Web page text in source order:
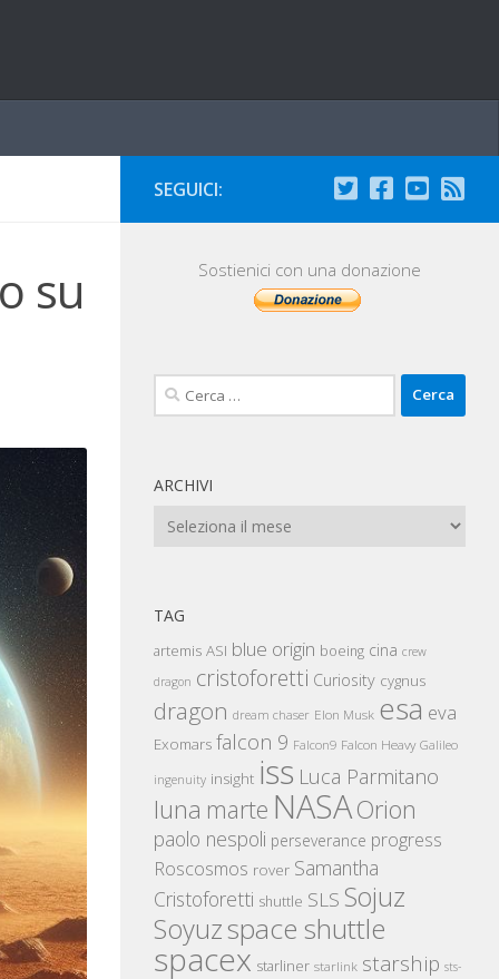
su
SEGUICI:
Sostienici con una donazione
Ricerca
per:
ARCHIVI
Archivi
TAG
artemis ASI blue origin boeing cina crew
dragon cristoforetti Curiosity cygnus
dragon dream chaser Elon Musk esa eva
Exomars falcon 9 Falcon9 Falcon Heavy Galileo
ingenuity insight iss Luca Parmitano
luna marte NASAOrion
paolo nespoli perseverance progress
Roscosmos rover Samantha
Cristoforetti shuttle SLS Sojuz
Soyuzspace shuttle
spacex starliner starlink starship sts-